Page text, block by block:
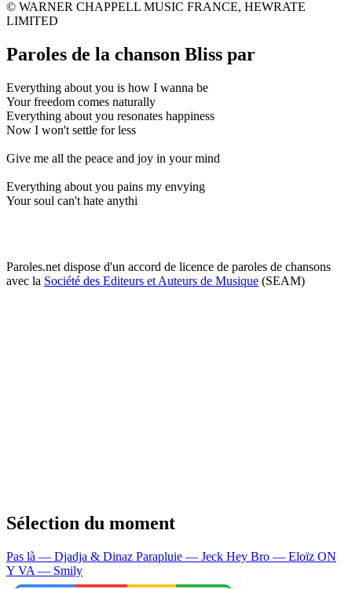
© WARNER CHAPPELL MUSIC FRANCE, HEWRATE
LIMITED
Paroles de la chanson Bliss par
Everything about you is how I wanna be
Your freedom comes naturally
Everything about you resonates happiness
Now I won't settle for less
Give me all the peace and joy in your mind
Everything about you pains my envying
Your soul can't hate anythi
Paroles.net dispose d'un accord de licence de paroles de chansons
avec la Société des Editeurs et Auteurs de Musique (SEAM)
Sélection du moment
Pas là — Djadja & Dinaz Parapluie — Jeck Hey Bro — Eloïz ON
Y VA — Smily